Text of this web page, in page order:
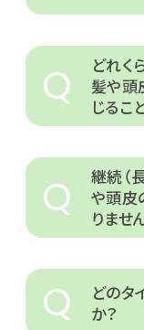
Q
どれく
髪や頭
じるこ
Q
継続（
や頭皮
りませ
Q
どのタ
か？